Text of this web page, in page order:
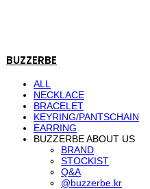
BUZZERBE
ALL
NECKLACE
BRACELET
KEYRING/PANTSCHAIN
EARRING
BUZZERBE ABOUT US
BRAND
STOCKIST
Q&A
@buzzerbe.kr